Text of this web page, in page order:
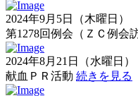
2024年9月5日（木曜日）
第1278回例会（ＺＣ例会
2024年8月21日（水曜日）
献血ＰＲ活動 続きを見る